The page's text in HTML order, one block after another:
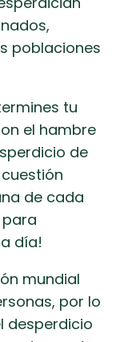
poblaciones
tu
el hambre
de
de cada
día!
mundial
por lo
desperdicio